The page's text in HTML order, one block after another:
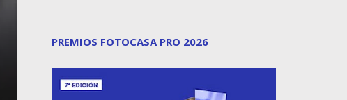
PREMIOS FOTOCASA PRO 2026